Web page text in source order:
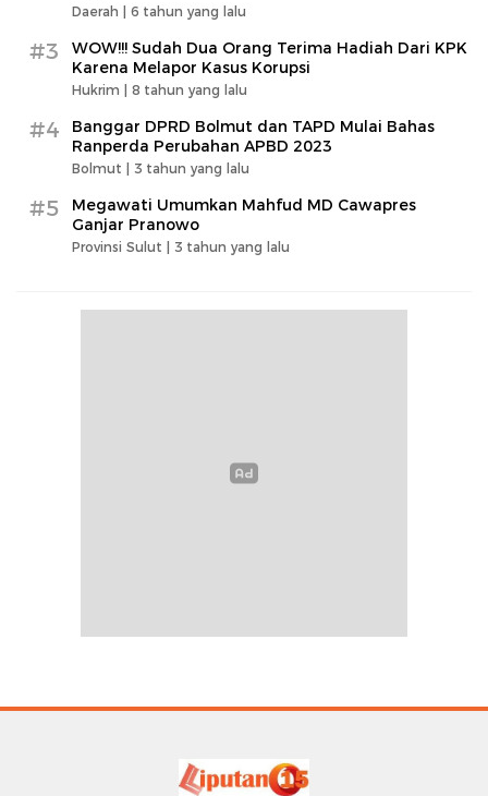
Daerah | 6 tahun yang lalu
#3
WOW!!! Sudah Dua Orang Terima Hadiah Dari KPK
Karena Melapor Kasus Korupsi
Hukrim | 8 tahun yang lalu
#4
Banggar DPRD Bolmut dan TAPD Mulai Bahas
Ranperda Perubahan APBD 2023
Bolmut | 3 tahun yang lalu
#5
Megawati Umumkan Mahfud MD Cawapres
Ganjar Pranowo
Provinsi Sulut | 3 tahun yang lalu